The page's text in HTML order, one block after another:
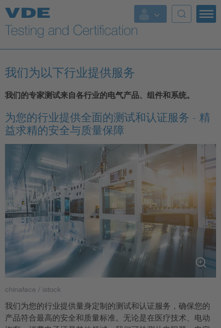
Key Topics
我们为以下行业提供服务
我们的专家测试来自各行业的电气产品、组件和系统。
为您的行业提供全面的测试和认证服务 - 精
益求精的安全与质量保障
chinaface / istock
我们为您的行业提供量身定制的测试和认证服务，确保您的
产品符合最高的安全和质量标准。无论是在医疗技术、电动